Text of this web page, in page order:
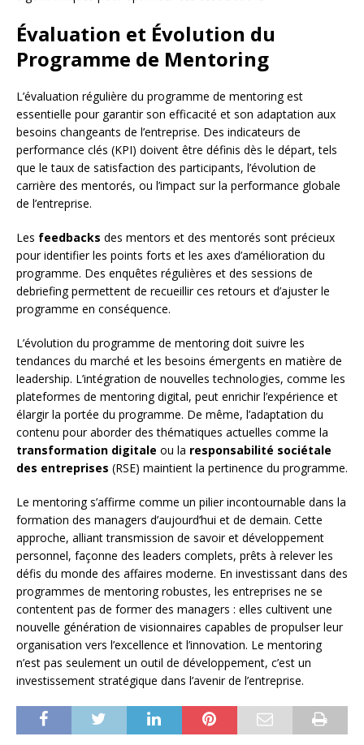
Évaluation et Évolution du
Programme de Mentoring
L’évaluation régulière du programme de mentoring est
essentielle pour garantir son efficacité et son adaptation aux
besoins changeants de l’entreprise. Des indicateurs de
performance clés (KPI) doivent être définis dès le départ, tels
que le taux de satisfaction des participants, l’évolution de
carrière des mentorés, ou l’impact sur la performance globale
de l’entreprise.
Les feedbacks des mentors et des mentorés sont précieux
pour identifier les points forts et les axes d’amélioration du
programme. Des enquêtes régulières et des sessions de
debriefing permettent de recueillir ces retours et d’ajuster le
programme en conséquence.
L’évolution du programme de mentoring doit suivre les
tendances du marché et les besoins émergents en matière de
leadership. L’intégration de nouvelles technologies, comme les
plateformes de mentoring digital, peut enrichir l’expérience et
élargir la portée du programme. De même, l’adaptation du
contenu pour aborder des thématiques actuelles comme la
transformation digitale ou la responsabilité sociétale
des entreprises (RSE) maintient la pertinence du programme.
Le mentoring s’affirme comme un pilier incontournable dans la
formation des managers d’aujourd’hui et de demain. Cette
approche, alliant transmission de savoir et développement
personnel, façonne des leaders complets, prêts à relever les
défis du monde des affaires moderne. En investissant dans des
programmes de mentoring robustes, les entreprises ne se
contentent pas de former des managers : elles cultivent une
nouvelle génération de visionnaires capables de propulser leur
organisation vers l’excellence et l’innovation. Le mentoring
n’est pas seulement un outil de développement, c’est un
investissement stratégique dans l’avenir de l’entreprise.